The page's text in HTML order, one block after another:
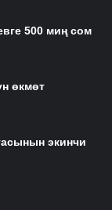
500 миң сом
өкмөт
экинчи